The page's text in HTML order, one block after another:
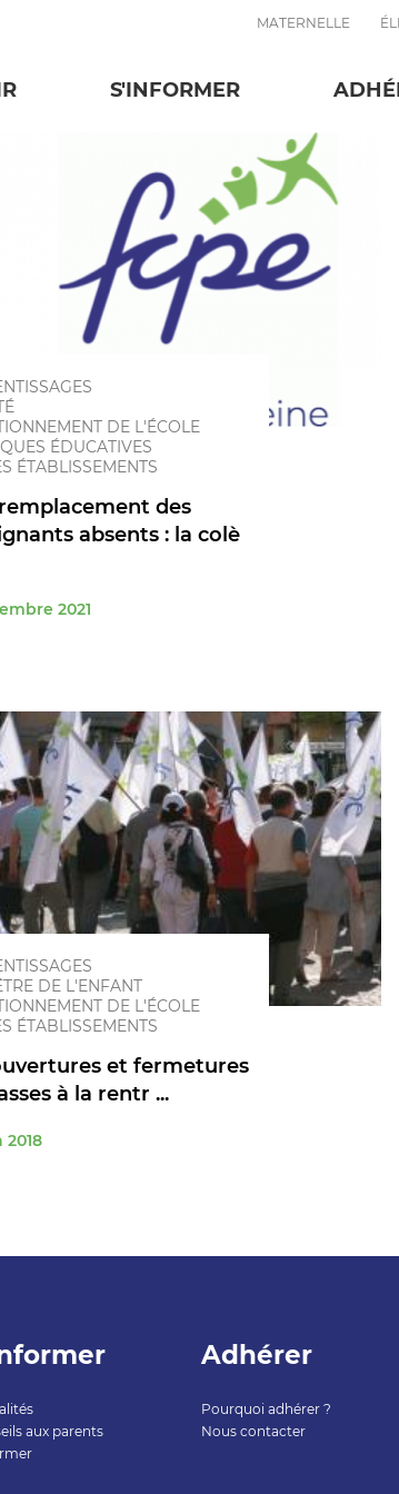
MATERNELLE
S'INFORMER
Vie des
DE L'ÉCOLE
ÉDUCATIVES
ÉTABLISSEMENTS
des
absents : la colè
2021
DE L'ENFANT
DE L'ÉCOLE
ÉTABLISSEMENTS
et fermetures
à la rentr ...
2018
aux parents
Adhérer
Pourquoi adhérer ?
Nous contacter